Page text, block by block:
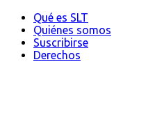
Qué es SLT
Quiénes somos
Suscribirse
Derechos